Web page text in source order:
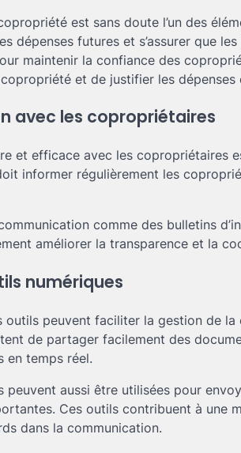
est sans doute l’un des
dépenses futures et s’assurer que
maintenir la confiance des
et de justifier les dépenses
avec les copropriétaires
et efficace avec les copropriétaires
informer régulièrement les
comme des bulletins
améliorer la transparence et la
numériques
outils peuvent faciliter la gestion de
de partager facilement des
en temps réel.
peuvent aussi être utilisées pour
Ces outils contribuent à une
dans la communication.